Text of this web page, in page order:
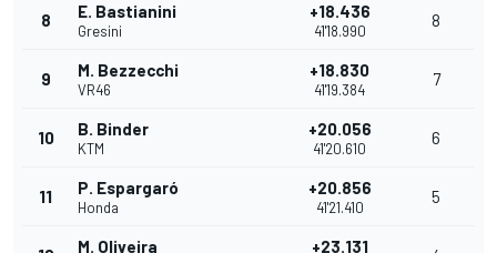
8 E. Bastianini
Gresini
+18.436
41'18.990
8
9 M. Bezzecchi
VR46
+18.830
41'19.384
7
10 B. Binder
KTM
+20.056
41'20.610
6
11 P. Espargaró
Honda
+20.856
41'21.410
5
M. Oliveira +23.131